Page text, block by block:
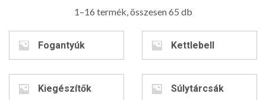
1–16 termék, összesen 65 db
Fogantyúk Kettlebell
Kiegészítők Súlytárcsák